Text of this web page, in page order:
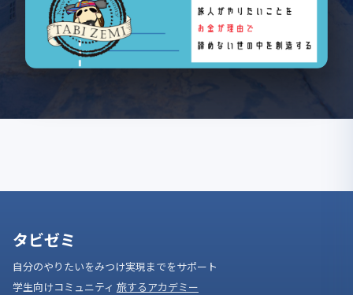
タビゼミ
自分のやりたいをみつけ実現までをサポート
学生向けコミュニティ 旅するアカデミー